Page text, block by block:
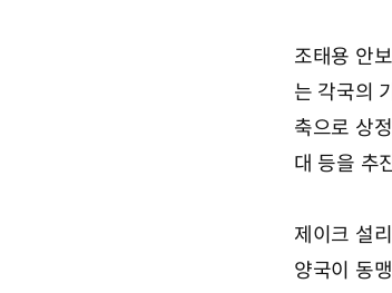
조태용 안
는 각국의
축으로 상
대 등을 추
제이크 설
양국이 동